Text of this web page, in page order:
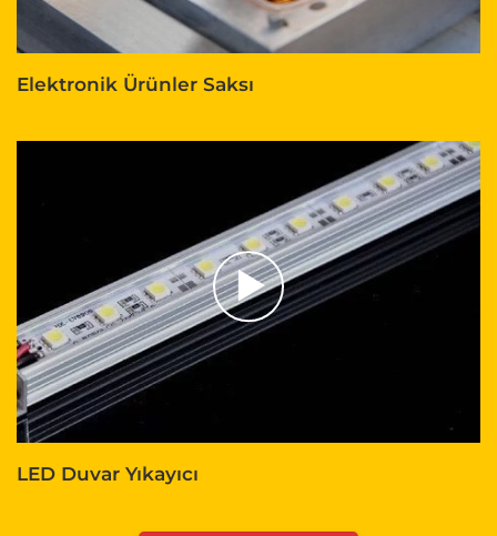
Elektronik Ürünler Saksı
LED Duvar Yıkayıcı